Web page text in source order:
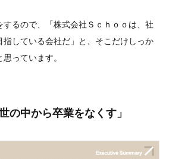
るので、「株式会社Ｓｃｈｏｏは、社
している会社だ」と、そこだけしっか
っています。
の中から卒業をなくす」